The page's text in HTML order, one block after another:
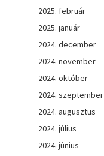
2025. február
2025. január
2024. december
2024. november
2024. október
2024. szeptember
2024. augusztus
2024. július
2024. június